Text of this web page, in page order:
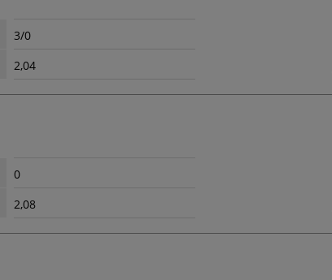
3/0
2,04
0
2,08